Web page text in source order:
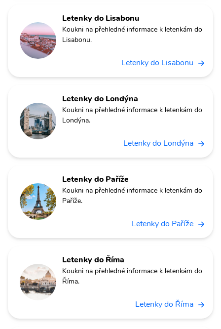
Letenky do Lisabonu
Koukni na přehledné informace k letenkám do
Lisabonu.
Letenky do Lisabonu
Letenky do Londýna
Koukni na přehledné informace k letenkám do
Londýna.
Letenky do Londýna
Letenky do Paříže
Koukni na přehledné informace k letenkám do
Paříže.
Letenky do Paříže
Letenky do Říma
Koukni na přehledné informace k letenkám do
Říma.
Letenky do Říma